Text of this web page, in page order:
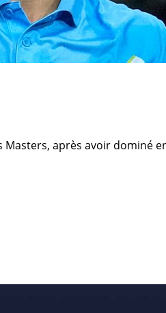
après avoir dominé